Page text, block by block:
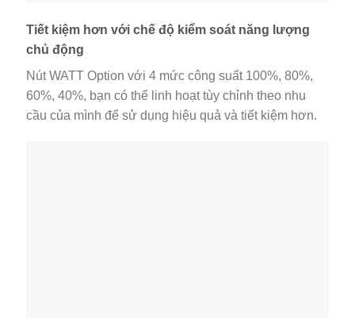
Tiết kiệm hơn với chế độ kiểm soát năng lượng
chủ động
Nút WATT Option với 4 mức công suất 100%, 80%,
60%, 40%, bạn có thể linh hoạt tùy chỉnh theo nhu
cầu của mình để sử dụng hiệu quả và tiết kiệm hơn.